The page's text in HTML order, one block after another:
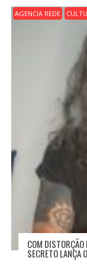
AGENCIA REDE
COM
SECRETO LANÇA